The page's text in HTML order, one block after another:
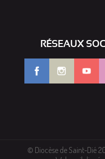
RÉSEAUX
© Diocèse de Saint-Dié